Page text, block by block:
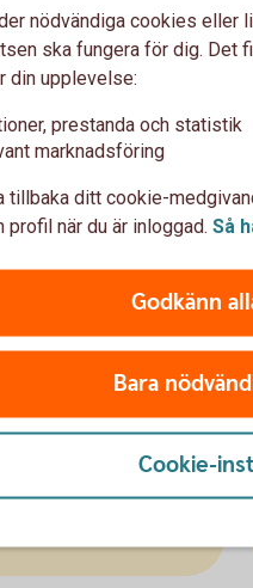
efterlikna
fond ska följa. Med
en av marknadens
medianavgifter
05-06.
nödvändiga cookies eller
ska fungera för dig. Det
din upplevelse:
prestanda och statistik
marknadsföring
tillbaka ditt cookie-
profil när du är inloggad. Så
Godkänn
Bara
Cookie-